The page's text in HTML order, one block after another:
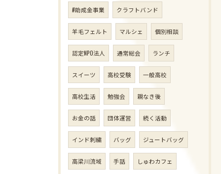
#助成金事業 クラフトバンド
羊毛フェルト マルシェ 個別相談
認定NPO法人 通常総会 ランチ
スイーツ 高校受験 一般高校
高校生活 勉強会 親なき後
お金の話 団体運営 続く活動
インド刺繍 バッグ ジュートバッグ
高梁川流域 手話 しゅわカフェ